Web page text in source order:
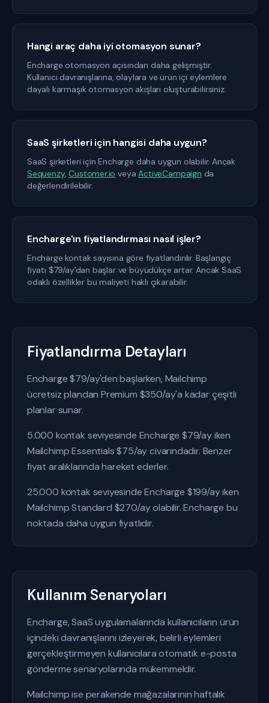
Hangi araç daha iyi otomasyon sunar?
Encharge otomasyon açısından daha gelişmiştir.
Kullanıcı davranışlarına, olaylara ve ürün içi eylemlere
dayalı karmaşık otomasyon akışları oluşturabilirsiniz.
SaaS şirketleri için hangisi daha uygun?
SaaS şirketleri için Encharge daha uygun olabilir. Ancak
Sequenzy,Customer.io veyaActiveCampaign da
değerlendirilebilir.
Encharge'ın fiyatlandırması nasıl işler?
Encharge kontak sayısına göre fiyatlandırılır. Başlangıç
fiyatı $79/ay'dan başlar ve büyüdükçe artar. Ancak SaaS
odaklı özellikler bu maliyeti haklı çıkarabilir.
Fiyatlandırma Detayları
Encharge $79/ay'den başlarken, Mailchimp
ücretsiz plandan Premium $350/ay'a kadar çeşitli
planlar sunar.
5.000 kontak seviyesinde Encharge $79/ay iken
Mailchimp Essentials $75/ay civarındadır. Benzer
fiyat aralıklarında hareket ederler.
25.000 kontak seviyesinde Encharge $199/ay iken
Mailchimp Standard $270/ay olabilir. Encharge bu
noktada daha uygun fiyatlıdır.
Kullanım Senaryoları
Encharge, SaaS uygulamalarında kullanıcıların ürün
içindeki davranışlarını izleyerek, belirli eylemleri
gerçekleştirmeyen kullanıcılara otomatik e-posta
gönderme senaryolarında mükemmeldir.
Mailchimp ise perakende mağazalarının haftalık